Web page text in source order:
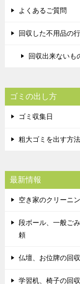
よくあるご質問
回収した不用品の
回収出来ないも
ゴミの出し方
ゴミ収集日
粗大ゴミを出す方法
最新情報
空き家のクリーニ
段ボール、一般ご
頼
仏壇、お位牌の回
学習机、椅子の回